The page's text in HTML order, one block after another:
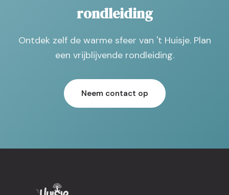
rondleiding
Ontdek zelf de warme sfeer van 't Huisje. Plan
een vrijblijvende rondleiding.
Neem contact op